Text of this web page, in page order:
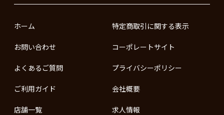
ホーム
お問い合わせ
よくあるご質問
ご利用ガイド
店舗一覧
特定商取引に関する表示
コーポレートサイト
プライバシーポリシー
会社概要
求人情報